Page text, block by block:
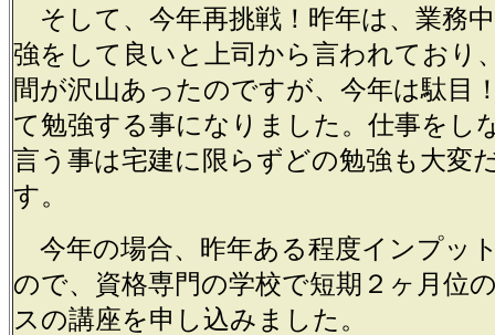
そして、今年再挑戦！昨年は、業務
強をして良いと上司から言われており
間が沢山あったのですが、今年は駄目
て勉強する事になりました。仕事をし
言う事は宅建に限らずどの勉強も大変
す。
今年の場合、昨年ある程度インプッ
ので、資格専門の学校で短期２ヶ月位
スの講座を申し込みました。